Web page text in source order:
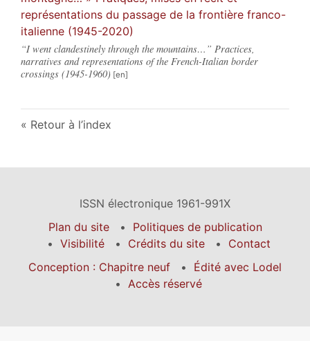
représentations du passage de la frontière franco-
italienne (1945-2020)
“I went clandestinely through the mountains…” Practices,
narratives and representations of the French-Italian border
crossings (1945-1960)
Retour à l’index
ISSN électronique 1961-991X
Plan du site
Politiques de publication
Visibilité
Crédits du site
Contact
Conception : Chapitre neuf
Édité avec Lodel
Accès réservé